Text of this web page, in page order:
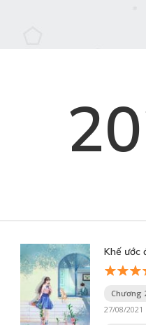
Khế ước
Chương
27/08/2021